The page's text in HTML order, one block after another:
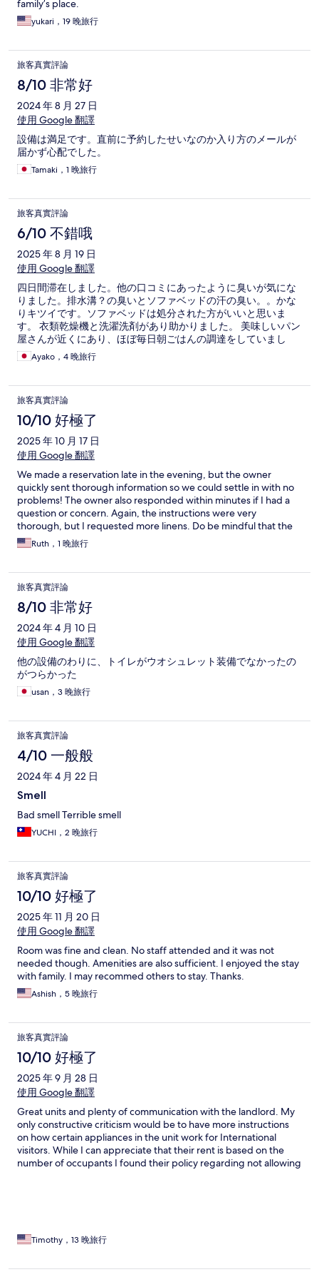
family’s place.
yukari，19 晚旅行
旅客真實評論
8/10 非常好
2024 年 8 月 27 日
使用 Google 翻譯
設備は満足です。直前に予約したせいなのか入り方のメールが
届かず心配でした。
Tamaki，1 晚旅行
旅客真實評論
6/10 不錯哦
2025 年 8 月 19 日
使用 Google 翻譯
四日間滞在しました。他の口コミにあったように臭いが気にな
りました。排水溝？の臭いとソファベッドの汗の臭い。。かな
りキツイです。ソファベッドは処分された方がいいと思いま
す。 衣類乾燥機と洗濯洗剤があり助かりました。 美味しいパン
屋さんが近くにあり、ほぼ毎日朝ごはんの調達をしていまし
た。 近くの沖縄そば屋さんも◎でした！ トイレにウォシュレッ
トがないのは残念。
Ayako，4 晚旅行
旅客真實評論
10/10 好極了
2025 年 10 月 17 日
使用 Google 翻譯
We made a reservation late in the evening, but the owner
quickly sent thorough information so we could settle in with no
problems! The owner also responded within minutes if I had a
question or concern. Again, the instructions were very
thorough, but I requested more linens. Do be mindful that the
room is up a few flights of stairs to the third floor, there aren't
many breakfast options in the immediate vicinity, and that this is
room for my family of three! Just some thoughts depending on
every individual traveler's desires and needs. Overall, a lovely
stay, and we will plan to whenever we have
Ruth，1 晚旅行
旅客真實評論
8/10 非常好
2024 年 4 月 10 日
使用 Google 翻譯
他の設備のわりに、トイレがウオシュレット装備でなかったの
がつらかった
usan，3 晚旅行
旅客真實評論
4/10 一般般
2024 年 4 月 22 日
Smell
Bad smell Terrible smell
YUCHI，2 晚旅行
旅客真實評論
10/10 好極了
2025 年 11 月 20 日
使用 Google 翻譯
Room was fine and clean. No staff attended and it was not
needed though. Amenities are also sufficient. I enjoyed the stay
with family. I may recommed others to stay. Thanks.
Ashish，5 晚旅行
旅客真實評論
10/10 好極了
2025 年 9 月 28 日
使用 Google 翻譯
Great units and plenty of communication with the landlord. My
only constructive criticism would be to have more instructions
on how certain appliances in the unit work for International
visitors. While I can appreciate that their rent is based on the
number of occupants I found their policy regarding not allowing
Timothy，13 晚旅行